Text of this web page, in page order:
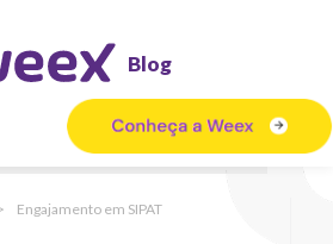
Blog
Engajamento em SIPAT